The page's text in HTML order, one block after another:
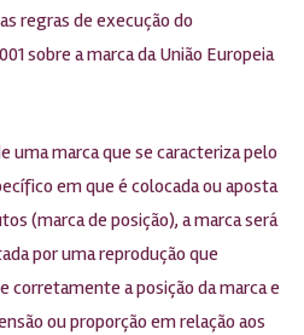
regras de execução do
sobre a marca da União Europeia
uma marca que se caracteriza pelo
em que é colocada ou aposta
(marca de posição), a marca será
por uma reprodução que
corretamente a posição da marca e
ou proporção em relação aos